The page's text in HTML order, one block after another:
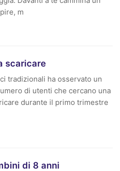
m
scaricare
tradizionali ha osservato un
di utenti che cercano una
durante il primo trimestre
di 8 anni